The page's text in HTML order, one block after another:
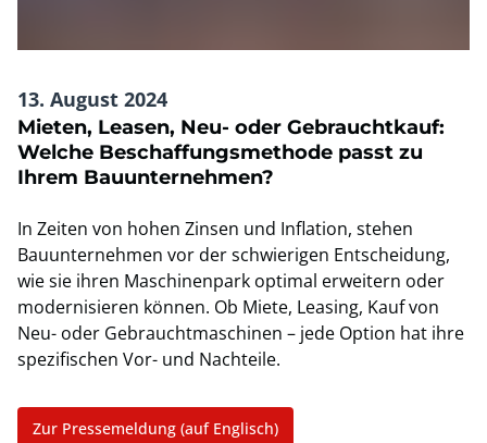
13. August 2024
Mieten, Leasen, Neu- oder Gebrauchtkauf:
Welche Beschaffungsmethode passt zu
Ihrem Bauunternehmen?
In Zeiten von hohen Zinsen und Inflation, stehen
Bauunternehmen vor der schwierigen Entscheidung,
wie sie ihren Maschinenpark optimal erweitern oder
modernisieren können. Ob Miete, Leasing, Kauf von
Neu- oder Gebrauchtmaschinen – jede Option hat ihre
spezifischen Vor- und Nachteile.
Zur Pressemeldung (auf Englisch)